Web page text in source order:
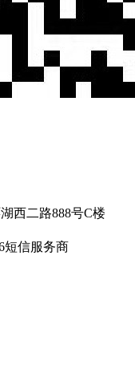
西二路888号C楼
短信服务商